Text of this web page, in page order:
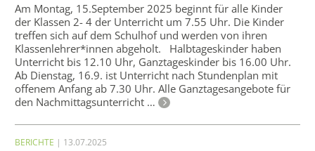
Am Montag, 15.September 2025 beginnt für alle Kinder
der Klassen 2- 4 der Unterricht um 7.55 Uhr. Die Kinder
treffen sich auf dem Schulhof und werden von ihren
Klassenlehrer*innen abgeholt. Halbtageskinder haben
Unterricht bis 12.10 Uhr, Ganztageskinder bis 16.00 Uhr.
Ab Dienstag, 16.9. ist Unterricht nach Stundenplan mit
offenem Anfang ab 7.30 Uhr. Alle Ganztagesangebote für
den Nachmittagsunterricht …
BERICHTE | 13.07.2025